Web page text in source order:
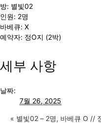
방: 별빛02
인원: 2명
바베큐: X
예약자: 정O지 (2박)
세부 사항
날짜:
7월 26, 2025
« 별빛02 – 2명, 바베큐 O //